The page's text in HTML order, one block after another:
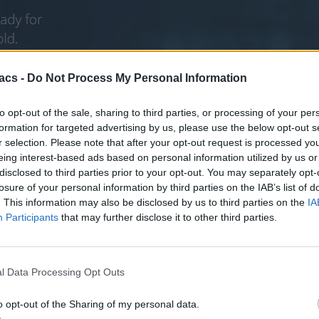
- Do Not Process My Personal Information
opt-out of the sale, sharing to third parties, or processing of your
for targeted advertising by us, please use the below opt-out
selection. Please note that after your opt-out request is processed
interest-based ads based on personal information utilized by us
to third parties prior to your opt-out. You may separately
of your personal information by third parties on the IAB’s list of
This information may also be disclosed by us to third parties on the
Participants that may further disclose it to other third parties.
Data Processing Opt Outs
opt-out of the Sharing of my personal data.
τον 10 κοστίζει $9.99 και μπορείτε να το παραγγείλετε από
το παρόν πάνω σε άλλες συσκευές, αλλά ζητάει από τους